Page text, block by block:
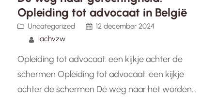
Opleiding tot advocaat in België
Uncategorized
12 december 2024
lachvzw
Opleiding tot advocaat: een kijkje achter de
schermen Opleiding tot advocaat: een kijkje
achter de schermen De weg naar het worden